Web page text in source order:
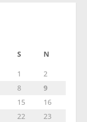
S N
1
2
8
9
15
16
22
23